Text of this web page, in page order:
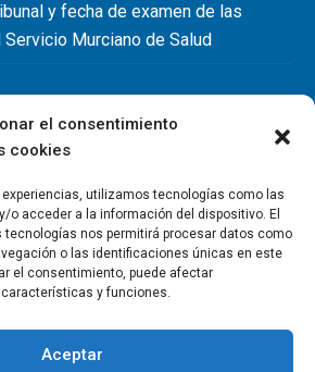
el consentimiento
cookies
utilizamos tecnologías como las
o acceder a la información del dispositivo. El
nos permitirá procesar datos como
o las identificaciones únicas en este
el consentimiento, puede afectar
y funciones.
Aceptar
y fecha de examen de las
Murciano de Salud